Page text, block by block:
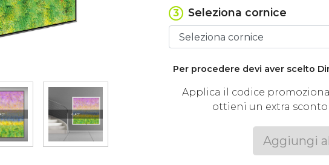
3 Seleziona cornice
Per procedere devi aver scelto
Applica il codice
ottieni un extra
Aggiungi